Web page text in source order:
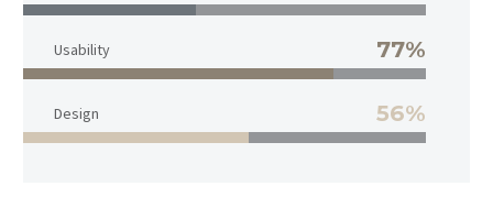
Usability 77%
Design 56%